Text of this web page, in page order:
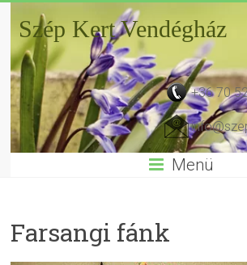
Szép Kert Vendégház
+36 70
Menü
Farsangi fánk